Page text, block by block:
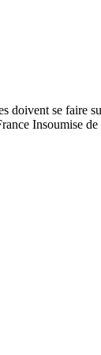
Insoumise